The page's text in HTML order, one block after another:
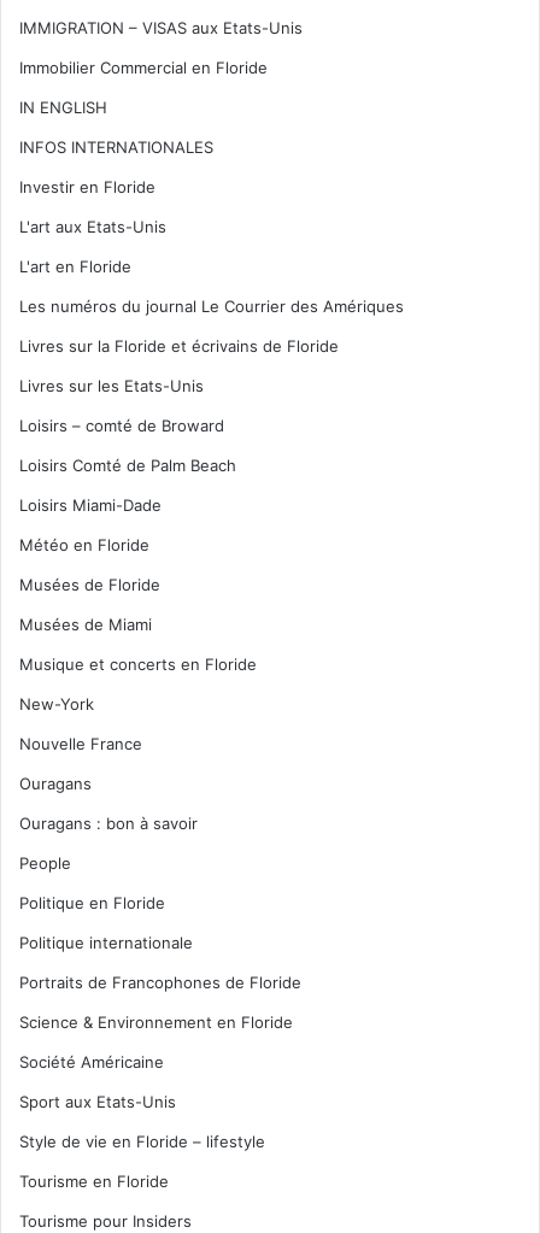
IMMIGRATION – VISAS aux Etats-Unis
Immobilier Commercial en Floride
IN ENGLISH
INFOS INTERNATIONALES
Investir en Floride
L'art aux Etats-Unis
L'art en Floride
Les numéros du journal Le Courrier des Amériques
Livres sur la Floride et écrivains de Floride
Livres sur les Etats-Unis
Loisirs – comté de Broward
Loisirs Comté de Palm Beach
Loisirs Miami-Dade
Météo en Floride
Musées de Floride
Musées de Miami
Musique et concerts en Floride
New-York
Nouvelle France
Ouragans
Ouragans : bon à savoir
People
Politique en Floride
Politique internationale
Portraits de Francophones de Floride
Science & Environnement en Floride
Société Américaine
Sport aux Etats-Unis
Style de vie en Floride – lifestyle
Tourisme en Floride
Tourisme pour Insiders